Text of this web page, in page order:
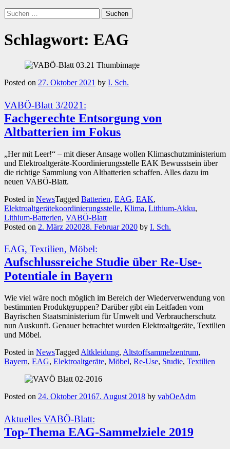
Suchen
nach:
Schlagwort: EAG
Posted on 27. Oktober 2021 by I. Sch.
VABÖ-Blatt 3/2021:
Fachgerechte Entsorgung von
Altbatterien im Fokus
„Her mit Leer!“ – mit dieser Ansage wollen Klimaschutzministerium
und Elektroaltgeräte-Koordinierungsstelle EAK Bewusstsein über
die richtige Sammlung von Altbatterien schaffen. Alles dazu im
neuen VABÖ-Blatt.
Posted in NewsTagged Batterien, EAG, EAK,
Elektroaltgerätekoordinierungsstelle, Klima, Lithium-Akku,
Lithium-Batterien, VABÖ-Blatt
Posted on 2. März 202028. Februar 2020 by I. Sch.
EAG, Textilien, Möbel:
Aufschlussreiche Studie über Re-Use-
Potentiale in Bayern
Wie viel wäre noch möglich im Bereich der Wiederverwendung von
bestimmten Produktgruppen? Darüber gibt ein Leitfaden vom
Bayrischen Staatsministerium für Umwelt und Verbraucherschutz
nun Auskunft. Genauer betrachtet wurden Elektroaltgeräte, Textilien
und Möbel.
Posted in NewsTagged Altkleidung, Altstoffsammelzentrum,
Bayern, EAG, Elektroaltgeräte, Möbel, Re-Use, Studie, Textilien
Posted on 24. Oktober 20167. August 2018 by vabOeAdm
Aktuelles VABÖ-Blatt:
Top-Thema EAG-Sammelziele 2019